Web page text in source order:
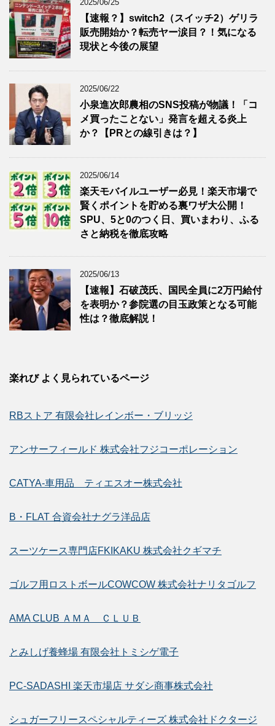
2025/06/25
【速報？】switch2（スイッチ2）ゲリラ
販売開始か？転売ヤー涙目？！気になる
現状と今後の展望
2025/06/22
小泉進次郎農相のSNS投稿が物議！「コ
メ買ったことない」発言を超える炎上
か？【PRとの線引きは？】
2025/06/14
楽天モバイルユーザー必見！楽天市場で
賢くポイントを貯める裏ワザ大公開！
SPU、5と0のつく日、買いまわり、ふる
さと納税を徹底攻略
2025/06/13
【速報】石破茂氏、国民全員に2万円給付
を表明か？参院選の目玉政策となる可能
性は？徹底解説！
楽れび よく見られているページ
RBストア 有限会社レインボー・ブリッジ
アンサーフィールド 株式会社フジコーポレーション
CATYA-車用品 ティエスオー株式会社
B・FLAT 合資会社ナグラ洋品店
スーツケース専門店FKIKAKU 株式会社クギマチ
ゴルフ用ロストボールCOWCOW 株式会社ナリタゴルフ
AMA CLUB ＡＭＡ ＣＬＵＢ
とみしげ養蜂場 有限会社トミシゲ電子
PC-SADASHI 楽天市場店 サダシ商事株式会社
シュガーフリースペシャルティーズ 株式会社ドクタージ